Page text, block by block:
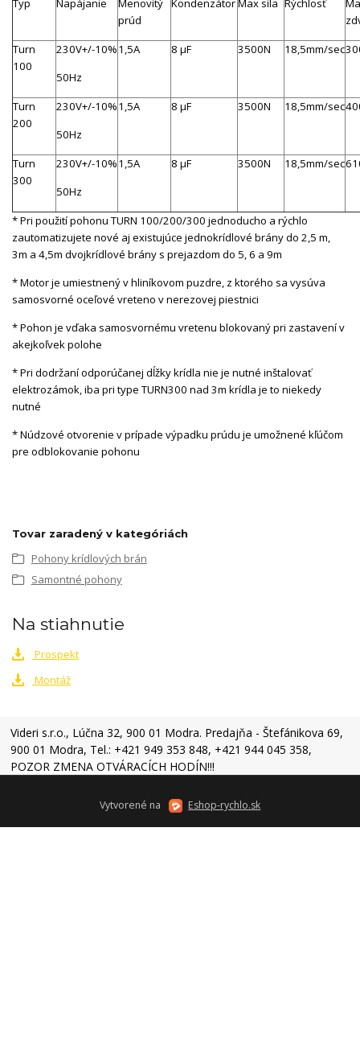
Typ Napájanie
Menovitý
prúd
Kondenzátor Max sila Rýchlosť
Turn
100
230V+/-10%
50Hz
1,5A 8 μF 3500N 18,5mm/sec
Turn
200
230V+/-10%
50Hz
1,5A 8 μF 3500N 18,5mm/sec
Turn
300
230V+/-10%
50Hz
1,5A 8 μF 3500N 18,5mm/sec
* Pri použití pohonu TURN 100/200/300 jednoducho a rýchlo
zautomatizujete nové aj existujúce jednokrídlové brány do 2,5 m,
3m a 4,5m dvojkrídlové brány s prejazdom do 5, 6 a 9m
* Motor je umiestnený v hliníkovom puzdre, z ktorého sa vysúva
samosvorné oceľové vreteno v nerezovej piestnici
* Pohon je vďaka samosvornému vretenu blokovaný pri zastavení v
akejkoľvek polohe
* Pri dodržaní odporúčanej dĺžky krídla nie je nutné inštalovať
elektrozámok, iba pri type TURN300 nad 3m krídla je to niekedy
nutné
* Núdzové otvorenie v prípade výpadku prúdu je umožnené kľúčom
pre odblokovanie pohonu
Tovar zaradený v kategóriách
Pohony krídlových brán
Samontné pohony
Na stiahnutie
Prospekt
Montáž
Videri s.r.o., Lúčna 32, 900 01 Modra. Predajňa - Štefánikova 69,
900 01 Modra, Tel.: +421 949 353 848, +421 944 045 358,
POZOR ZMENA OTVÁRACÍCH HODÍN!!!
Vytvorené na Eshop-rychlo.sk